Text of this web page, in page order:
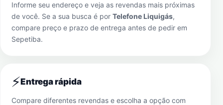
Informe seu endereço e veja as revendas mais próximas
de você. Se a sua busca é por Telefone Liquigás,
compare preço e prazo de entrega antes de pedir em
Sepetiba.
⚡Entrega rápida
Compare diferentes revendas e escolha a opção com